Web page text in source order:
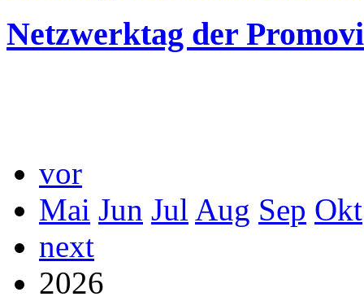
Netzwerktag der
vor
Mai Jun Jul Aug Sep Okt
next
2026